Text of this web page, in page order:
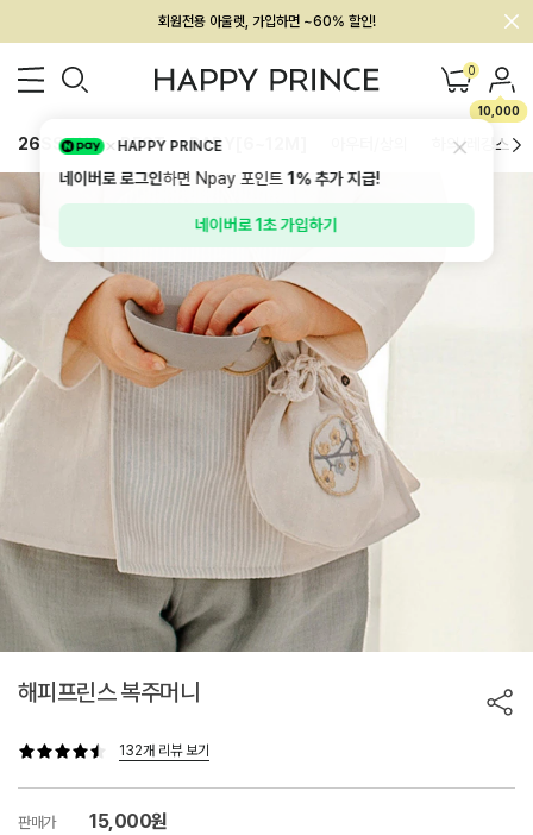
회원전용 아울렛, 가입하면 ~60% 할인!
멤버십 최대 28,000원 혜택 0
10,000
26SS 신상 BEST BABY[6~12M] 하의/레깅스
해피프린스 복주머니
132개 리뷰 보기
판매가 15,000원
HAPPY PRINCE
네이버로 로그인하면 Npay 포인트1%추가 지급!
네이버로 1초 가입하기